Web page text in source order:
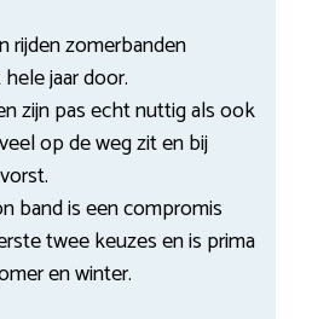
rijden zomerbanden
jaar door.
zijn pas echt nuttig als ook
op de weg zit en bij
band is een compromis
twee keuzes en is prima
en winter.